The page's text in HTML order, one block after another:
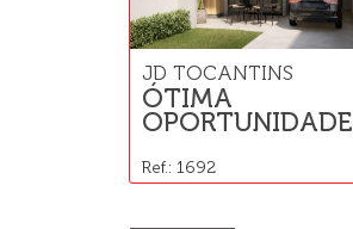
JD TOCANTINS
ÓTIMA
OPORTUNIDADE
Ref.: 1692